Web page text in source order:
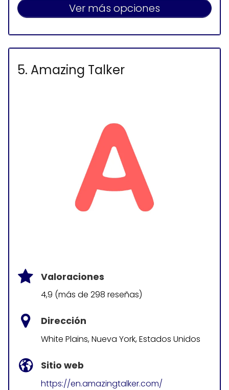
Ver más opciones
5. Amazing Talker
Valoraciones
4,9 (más de 298 reseñas)
Dirección
White Plains, Nueva York, Estados Unidos
Sitio web
https://en.amazingtalker.com/